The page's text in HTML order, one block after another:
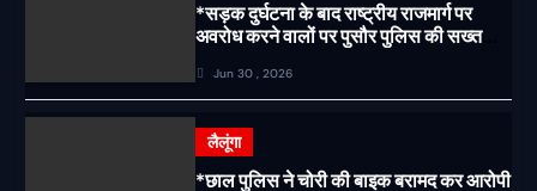
*सड़क दुर्घटना के बाद राष्ट्रीय राजमार्ग पर
अवरोध करने वालों पर पुसौर पुलिस की सख्त
Jun 30 , 2026
लैलूंगा
*छाल पुलिस ने चोरी की बाइक बरामद कर आरोपी